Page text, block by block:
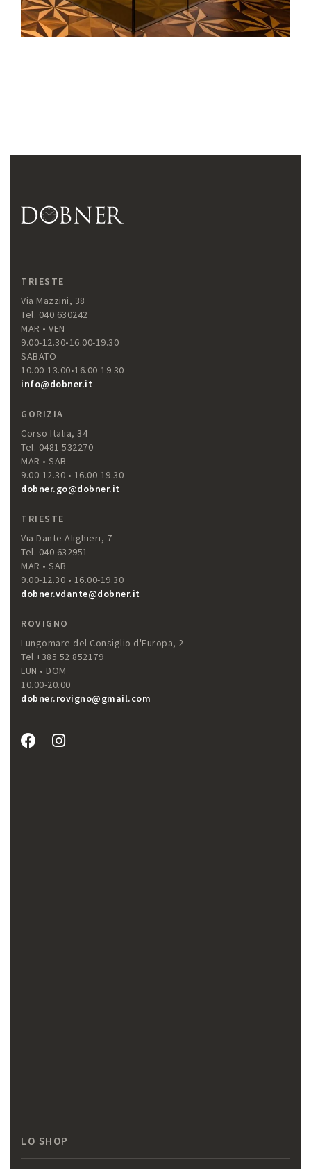
TRIESTE
Via Mazzini, 38
Tel. 040 630242
MAR • VEN
9.00-12.30•16.00-19.30
SABATO
10.00-13.00•16.00-19.30
info@dobner.it
GORIZIA
Corso Italia, 34
Tel. 0481 532270
MAR • SAB
9.00-12.30 • 16.00-19.30
dobner.go@dobner.it
TRIESTE
Via Dante Alighieri, 7
Tel. 040 632951
MAR • SAB
9.00-12.30 • 16.00-19.30
dobner.vdante@dobner.it
ROVIGNO
Lungomare del Consiglio d'Europa, 2
Tel.+385 52 852179
LUN • DOM
10.00-20.00
dobner.rovigno@gmail.com
LO SHOP